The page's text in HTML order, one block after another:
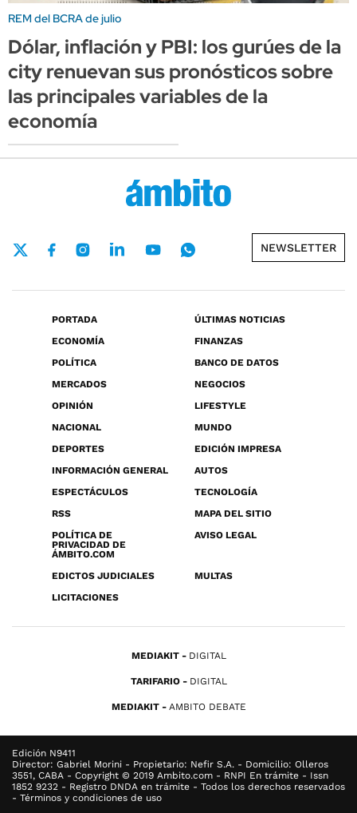
REM del BCRA de julio
Dólar, inflación y PBI: los gurúes de la
city renuevan sus pronósticos sobre
las principales variables de la
economía
NEWSLETTER
PORTADA
ÚLTIMAS NOTICIAS
ECONOMÍA
FINANZAS
POLÍTICA
BANCO DE DATOS
MERCADOS
NEGOCIOS
OPINIÓN
LIFESTYLE
NACIONAL
MUNDO
DEPORTES
EDICIÓN IMPRESA
INFORMACIÓN GENERAL
AUTOS
ESPECTÁCULOS
TECNOLOGÍA
RSS
MAPA DEL SITIO
POLÍTICA DE
PRIVACIDAD DE
ÁMBITO.COM
AVISO LEGAL
EDICTOS JUDICIALES
MULTAS
LICITACIONES
MEDIAKIT DIGITAL
TARIFARIO DIGITAL
MEDIAKIT AMBITO DEBATE
Edición N9411
Director: Gabriel Morini - Propietario: Nefir S.A. - Domicilio: Olleros
3551, CABA - Copyright © 2019 Ambito.com - RNPI En trámite - Issn
1852 9232 - Registro DNDA en trámite - Todos los derechos reservados
- Términos y condiciones de uso